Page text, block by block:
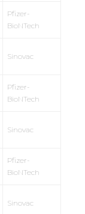
Pfizer-
BioNTech
Sinovac
Pfizer-
BioNTech
Sinovac
Pfizer-
BioNTech
Sinovac